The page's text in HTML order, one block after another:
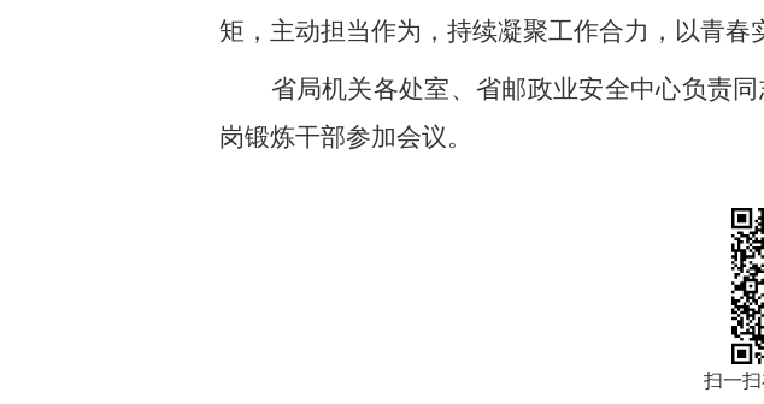
矩，主动担当作为，持续凝聚工作合力，以青春
省局机关各处室、省邮政业安全中心负责
岗锻炼干部参加会议。
扫一